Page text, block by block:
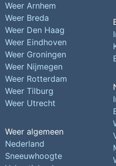
Weer Arnhem
Weer Breda
Weer Den Haag
Weer Eindhoven
Weer Groningen
Weer Nijmegen
Weer Rotterdam
Weer Tilburg
Weer Utrecht
Weer algemeen
Nederland
Sneeuwhoogte